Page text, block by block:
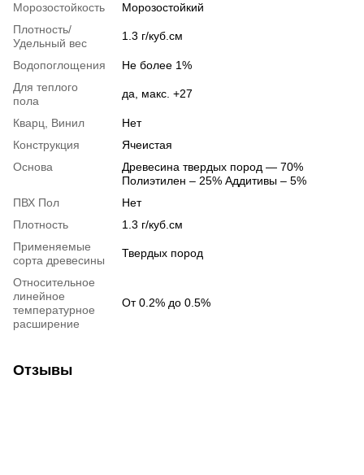
Морозостойкость
Морозостойкий
Плотность/
Удельный вес
1.3 г/куб.см
Водопоглощения
Не более 1%
Для теплого
пола
да, макс. +27
Кварц, Винил
Нет
Конструкция
Ячеистая
Основа
Древесина твердых пород — 70%
Полиэтилен – 25% Аддитивы – 5%
ПВХ Пол
Нет
Плотность
1.3 г/куб.см
Применяемые
сорта древесины
Твердых пород
Относительное
линейное
температурное
расширение
От 0.2% до 0.5%
Отзывы